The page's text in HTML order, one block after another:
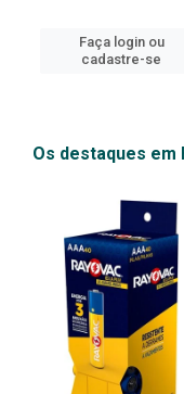
Faça login ou
cadastre-se
Os destaques em